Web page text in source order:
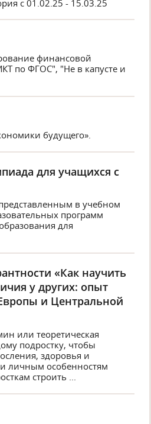
с 01.02.25 - 15.03.25
финансовой
по ФГОС", "Не в капусте и
будущего».
для учащихся с
в учебном
программ
для
«Как научить
у других: опыт
и Центральной
или теоретическая
подростку, чтобы
здоровья и
личным особенностям
строить ...